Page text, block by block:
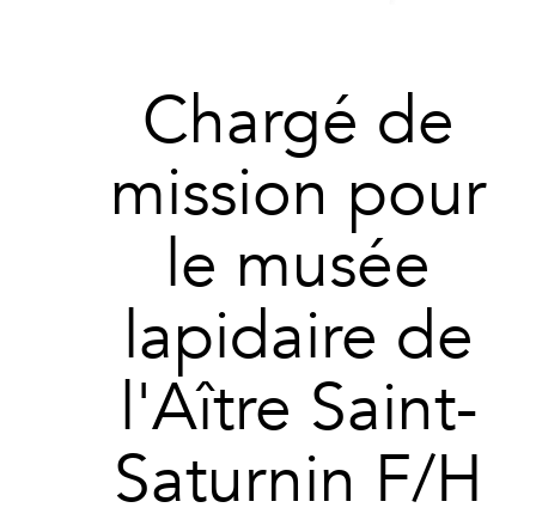
Chargé de
mission pour
le musée
lapidaire de
l'Aître Saint-
Saturnin F/H